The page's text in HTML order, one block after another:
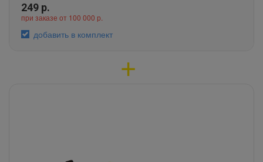
249 р.
при заказе от 100 000 р.
добавить в комплект